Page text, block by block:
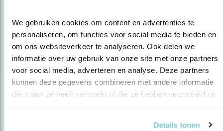
We gebruiken cookies om content en advertenties te
personaliseren, om functies voor social media te bieden en
om ons websiteverkeer te analyseren. Ook delen we
informatie over uw gebruik van onze site met onze partners
voor social media, adverteren en analyse. Deze partners
kunnen deze gegevens combineren met andere informatie
die u aan ze heeft verstrekt of die ze hebben verzameld op
Details tonen
Op de hoogte blijven?
Meld je aan en ontvang nieuws, inspiratie, acties en tips
over vogels en activiteiten van Vogelbescherming.